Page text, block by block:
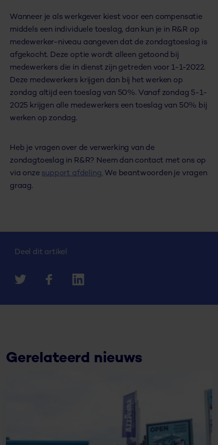
Wanneer je als werkgever kiest voor een compensatie
middels een individuele toeslag, dan kun je in R&R op
medewerker-niveau aangeven dat de zondagtoeslag is
afgekocht. Deze optie wordt alleen getoond bij
medewerkers die in dienst zijn getreden voor 1-1-2022.
Deze medewerkers krijgen dan bij het werken op
zondag altijd een toeslag van 50%. Vanaf zondag 5-1-
2025 krijgen alle medewerkers een toeslag van 50% bij
werken op zondag.
Heb je vragen over de verwerking van de
zondagtoeslag in R&R? Neem dan contact met ons op
via onze support afdeling. We beantwoorden je vragen
graag.
Deel dit artikel
Gerelateerd nieuws